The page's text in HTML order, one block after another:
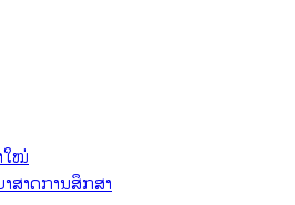
ໃໝ່
ສາດການສຶກສາ